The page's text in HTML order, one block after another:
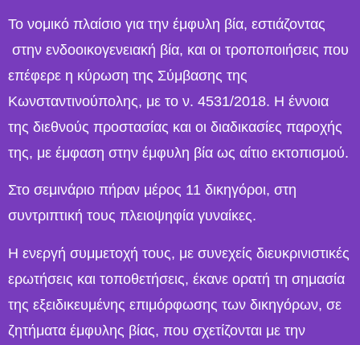
Το νομικό πλαίσιο για την έμφυλη βία, εστιάζοντας
στην ενδοοικογενειακή βία, και οι τροποποιήσεις που
επέφερε η κύρωση της Σύμβασης της
Κωνσταντινούπολης, με το ν. 4531/2018. Η έννοια
της διεθνούς προστασίας και οι διαδικασίες παροχής
της, με έμφαση στην έμφυλη βία ως αίτιο εκτοπισμού.
Στο σεμινάριο πήραν μέρος 11 δικηγόροι, στη
συντριπτική τους πλειοψηφία γυναίκες.
Η ενεργή συμμετοχή τους, με συνεχείς διευκρινιστικές
ερωτήσεις και τοποθετήσεις, έκανε ορατή τη σημασία
της εξειδικευμένης επιμόρφωσης των δικηγόρων, σε
ζητήματα έμφυλης βίας, που σχετίζονται με την